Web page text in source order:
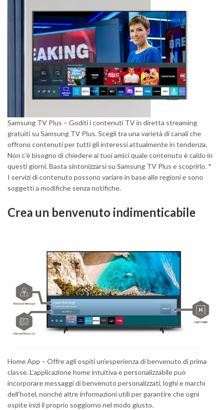
Samsung TV Plus – Goditi i contenuti TV in diretta streaming
gratuiti su Samsung TV Plus. Scegli tra una varietà di canali che
offrono contenuti per tutti gli interessi attualmente in tendenza.
Non c’è bisogno di chiedere ai tuoi amici quale contenuto è caldo in
questi giorni. Basta sintonizzarsi su Samsung TV Plus e scoprirlo. *
I servizi di contenuto possono variare in base alle regioni e sono
soggetti a modifiche senza notifiche.
Crea un benvenuto indimenticabile
Home App – Offre agli ospiti un’esperienza di benvenuto di prima
classe. L’applicazione home intuitiva e personalizzabile può
incorporare messaggi di benvenuto personalizzati, loghi e marchi
dell’hotel, nonché altre informazioni utili per garantire che ogni
ospite inizi il proprio soggiorno nel modo giusto.